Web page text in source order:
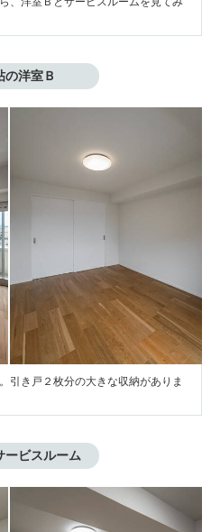
の洋室Ｂ
引き戸２枚分の大きな収納がありま
ービスルーム